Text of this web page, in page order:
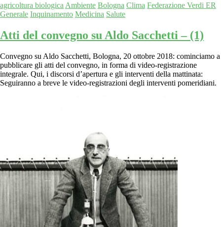
agricoltura biologica Ambiente Bologna Clima Federazione Verdi ER
Generale Inquinamento Medicina Salute
Atti del convegno su Aldo Sacchetti – (1)
Convegno su Aldo Sacchetti, Bologna, 20 ottobre 2018: cominciamo a
pubblicare gli atti del convegno, in forma di video-registrazione
integrale. Qui, i discorsi d’apertura e gli interventi della mattinata:
Seguiranno a breve le video-registrazioni degli interventi pomeridiani.